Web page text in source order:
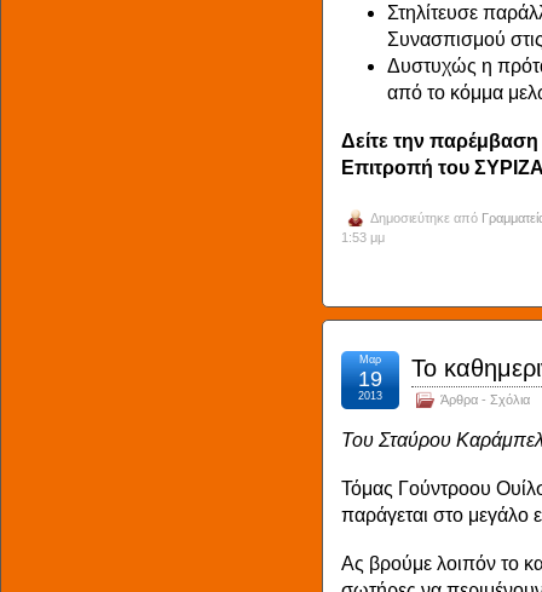
Στηλίτευσε
Συνασπισμού
Δυστυχώς η
από το κόμμα
Δείτε την
Επιτροπή του
Δημοσιεύτηκε από
1:53 μμ
Το
Άρθρα - Σχόλια
Μαρ
19
2013
Του Σταύρου
Τόμας Γούντροου
παράγεται στο μεγάλο
Ας βρούμε λοιπόν το